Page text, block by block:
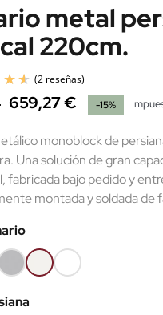
metal
220cm.
(2 reseñas)
659,27 € -15%
monoblock de
Una solución de gran
fabricada bajo pedido y
montada y soldada de
RAL7035
Blanco
RAL9010
Súper
blanco